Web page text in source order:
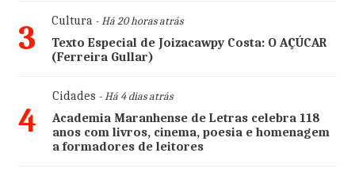
3 Cultura- Há 20 horas atrás
Texto Especial de Joizacawpy Costa: O AÇÚCAR
(Ferreira Gullar)
4
Cidades - Há 4 dias atrás
Academia Maranhense de Letras celebra 118
anos com livros, cinema, poesia e homenagem
a formadores de leitores